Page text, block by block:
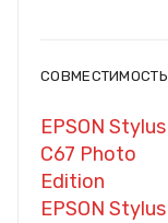
СОВМЕСТИМОСТЬ
EPSON Stylus
C67 Photo
Edition
EPSON Stylus